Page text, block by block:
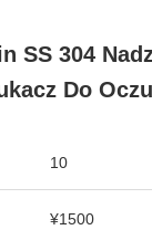
SS 304
Do
10
¥1500